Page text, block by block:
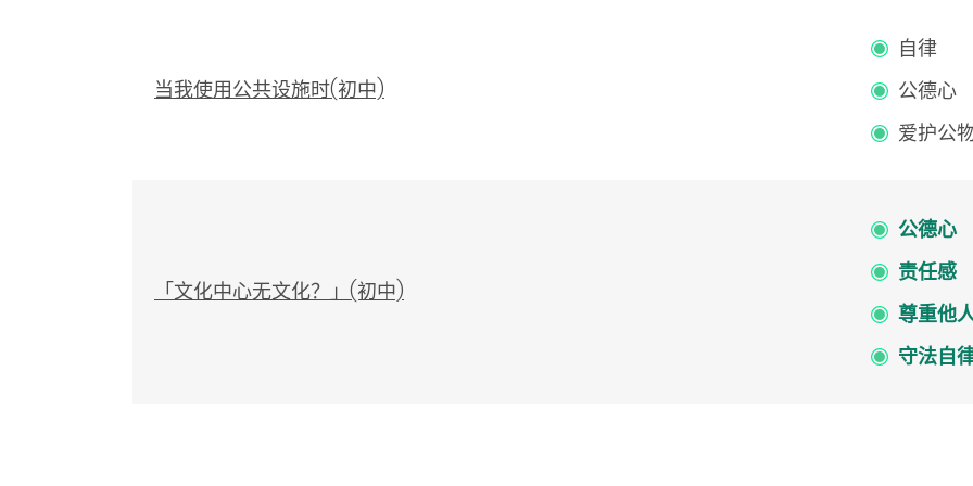
当我使用公共设施时(初中)
自律
公德心
爱护公
「文化中心无文化？」(初中)
公德心
责任感
尊重他
守法自